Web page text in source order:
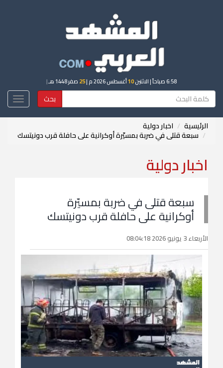
6:58 صباحاً | الاثنين10أغسطس 2026 م | 25 صفر 1448 هـ |
بحث
الرئيسية اخبار دولية
سبعة قتلى في ضربة بمسيّرة أوكرانية على حافلة قرب دونيتسك
اخبار دولية
سبعة قتلى في ضربة بمسيّرة
أوكرانية على حافلة قرب دونيتسك
الأربعاء 3 يونيو 2026 08:04:18